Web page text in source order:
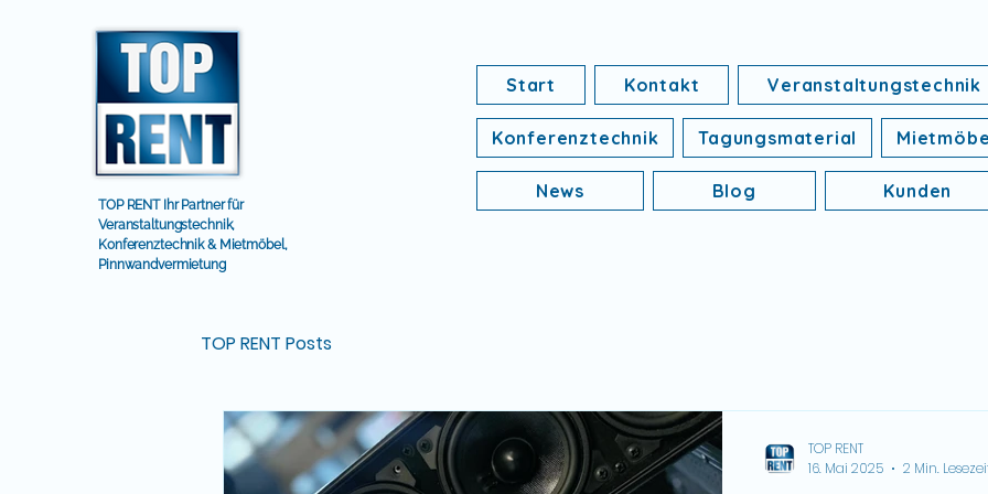
TOP RENT Ihr Partner für
Veranstaltungstechnik,
Konferenztechnik & Mietmöbel,
Pinnwandvermietung
Start Kontakt Veranstaltungstechnik
Konferenztechnik Tagungsmaterial
News Blog Kunden
TOP RENT Posts
TOP RENT
16. Mai 2025
2 Min.